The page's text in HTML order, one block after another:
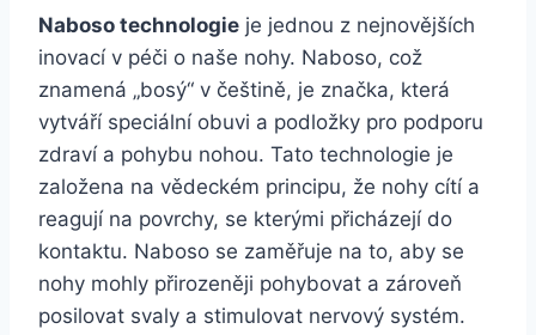
Naboso technologie je jednou z nejnovějších
inovací v péči o naše nohy. Naboso, což‍
znamená „bosý“ v ‌češtině, je ⁣značka, která
vytváří⁣ speciální obuvi a ‌podložky ⁢pro podporu
zdraví a pohybu nohou. ​Tato​ technologie je
založena na vědeckém principu, že ⁢nohy cítí ⁣a
reagují‌ na povrchy,⁣ se kterými přicházejí do
kontaktu. Naboso se zaměřuje na to,‌ aby se
nohy mohly přirozeněji pohybovat a zároveň
posilovat svaly a stimulovat⁢ nervový systém.